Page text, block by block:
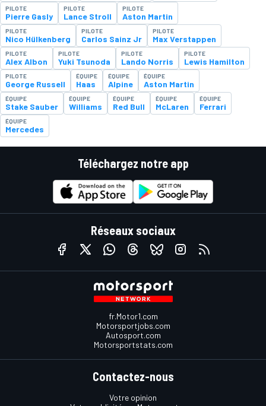
PILOTE
Pierre Gasly
PILOTE
Lance Stroll
PILOTE
Aston Martin
PILOTE
Nico Hülkenberg
PILOTE
Carlos Sainz Jr
PILOTE
Max Verstappen
PILOTE
Alex Albon
PILOTE
Yuki Tsunoda
PILOTE
Lando Norris
PILOTE
Lewis Hamilton
PILOTE
George Russell
ÉQUIPE
Haas
ÉQUIPE
Alpine
ÉQUIPE
Aston Martin
ÉQUIPE
Stake Sauber
ÉQUIPE
Williams
ÉQUIPE
Red Bull
ÉQUIPE
McLaren
ÉQUIPE
Ferrari
ÉQUIPE
Mercedes
Téléchargez notre app
Réseaux sociaux
fr.Motor1.com
Motorsportjobs.com
Autosport.com
Motorsportstats.com
Contactez-nous
Votre opinion